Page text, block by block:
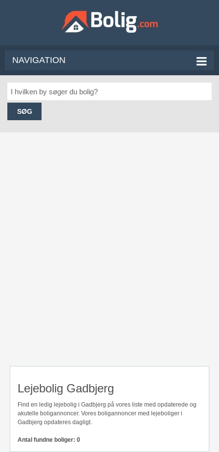
NAVIGATION
SØG
Lejebolig Gadbjerg
Find en ledig lejebolig i Gadbjerg på vores liste med opdaterede og
akutelle boligannoncer. Vores boligannoncer med lejeboliger i
Gadbjerg opdateres dagligt.
Antal fundne boliger: 0